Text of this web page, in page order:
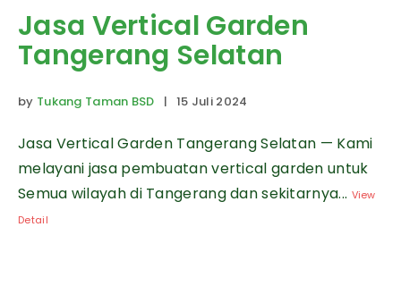
Jasa Vertical Garden
Tangerang Selatan
by Tukang Taman BSD | 15 Juli 2024
Jasa Vertical Garden Tangerang Selatan — Kami
melayani jasa pembuatan vertical garden untuk
Semua wilayah di Tangerang dan sekitarnya... View
Detail